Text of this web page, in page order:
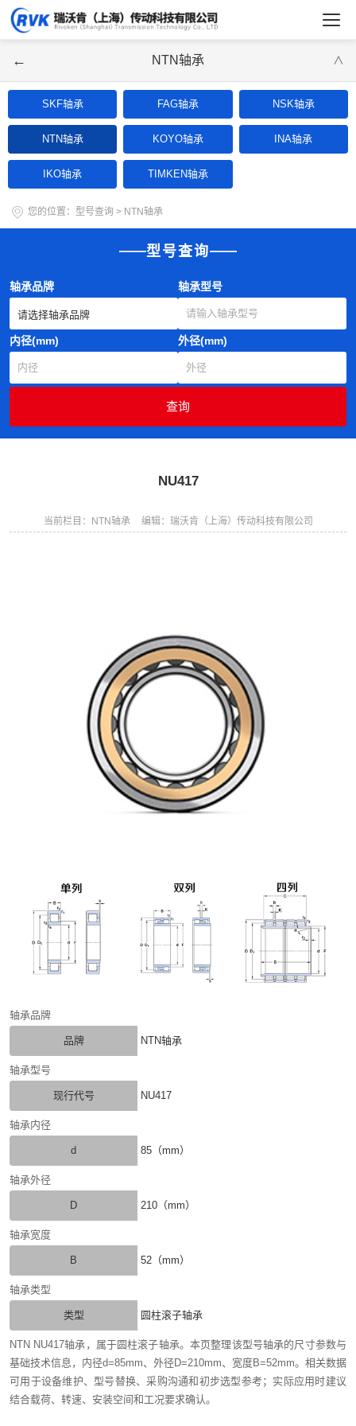
← NTN轴承 ∨
SKF轴承 FAG轴承 NSK轴承
NTN轴承 KOYO轴承 INA轴承
IKO轴承 TIMKEN轴承
您的位置： 型号查询 > NTN轴承
型号查询
轴承品牌 轴承型号
内径(mm) 外径(mm)
NU417
当前栏目：NTN轴承 编辑：瑞沃肯（上海）传动科技有限公司
轴承品牌
品牌 NTN轴承
轴承型号
现行代号 NU417
轴承内径
d 85（mm）
轴承外径
D 210（mm）
轴承宽度
B 52（mm）
轴承类型
类型 圆柱滚子轴承
NTN NU417轴承，属于圆柱滚子轴承。本页整理该型号轴承的尺寸参数与
基础技术信息，内径d=85mm、外径D=210mm、宽度B=52mm。相关数据
可用于设备维护、型号替换、采购沟通和初步选型参考；实际应用时建议
结合载荷、转速、安装空间和工况要求确认。